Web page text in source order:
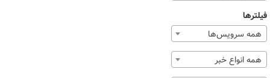
فیلترها
همه سرویس‌ها
همه انواع خبر